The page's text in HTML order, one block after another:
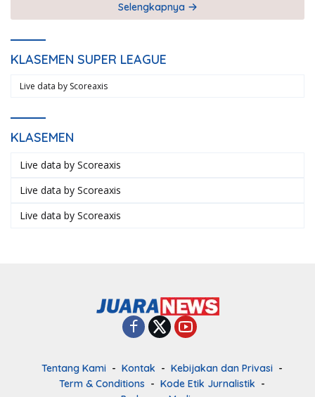
Selengkapnya
KLASEMEN SUPER LEAGUE
Live data by Scoreaxis
KLASEMEN
Live data by Scoreaxis
Live data by Scoreaxis
Live data by Scoreaxis
Tentang Kami Kontak
Kebijakan dan Privasi
Term & Conditions
Kode Etik Jurnalistik